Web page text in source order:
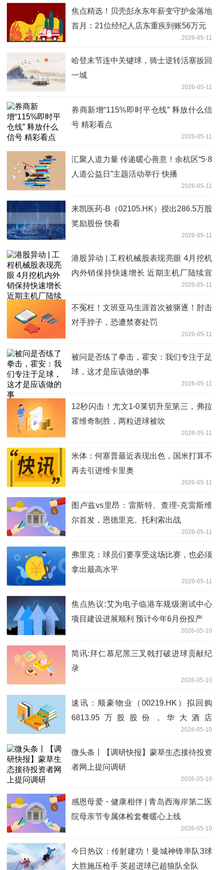
焦点精选！贝壳彭永东年薪变守护金落地
首月：21位经纪人店东重疾到账56万元
2026-05-11
哈登末节连中关键球，骑士逆转活塞扳回
一城
2026-05-11
券商新增“115%即时平仓线” 释放什么信
号 精彩看点
2026-05-11
汇聚人道力量 传递暖心善意！余杭区“5·8
人道公益日”主题活动举行 快播
2026-05-11
来凯医药-B（02105.HK）授出286.5万股
奖励股份 快看
2026-05-11
港股异动 | 工程机械股表现亮眼 4月挖机
内外销保持快速增长 近期主机厂陆续宣
2026-05-11
不冤枉！文班亚马生涯首次被驱逐！肘击
对手脖子，恐遭禁赛处罚
2026-05-11
被问是否练了拳击，霍安：我们专注于足
球，这才是应该做的事
2026-05-11
12秒闪击！尤文1-0莱切升至第三，弗拉
霍维奇制胜，两粒进球被吹
2026-05-11
米体：何塞普最近表现出色，国米打算不
再去引进维卡里奥
2026-05-11
图卢兹vs里昂：雷斯特、查理-克雷斯维
尔首发，恩德里克、托利索出战
2026-05-11
弗里克：球员们要享受这场比赛，也必须
拿出最高水平
2026-05-11
焦点热议:艾为电子临港车规级测试中心
项目建设进展顺利 预计今年6月份投产
2026-05-10
简讯:拜仁慕尼黑三叉戟打破进球贡献纪
录
2026-05-10
速讯：顺豪物业（00219.HK）拟回购
6813.95万股股份，华大酒店
2026-05-10
微头条丨【调研快报】蒙草生态接待投资
者网上提问调研
2026-05-10
感恩母爱・健康相伴 | 青岛西海岸第二医
院母亲节专属体检套餐暖心上线
2026-05-10
今日热议：传射建功！曼城神锋率队3球
大胜施压枪手 英超进球已超狼队全队